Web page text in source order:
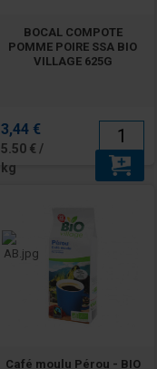
BOCAL COMPOTE
POMME POIRE SSA BIO
VILLAGE 625G
3,44 €
5.50 € /
kg
Café moulu Pérou - BIO